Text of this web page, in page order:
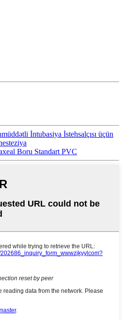
İntubasiya İstehsalçısı üçün
Boru Standart PVC